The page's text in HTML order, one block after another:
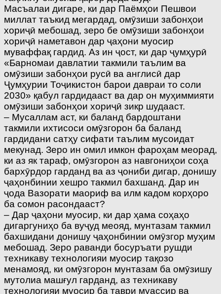
Масъалаи дигаре, ки дар Паёмҳои Пешвои
миллат таъкид мегардад, омӯзиши забонҳои
хориҷӣ мебошад, зеро бе омӯзиши забонҳои
хориҷӣ наметавон дар ҷаҳони муосир
муваффақ гардид. Аз ин ҷост, ки дар ҷумҳурӣ
«Барномаи давлатии такмили таълим ва
омӯзиши забонҳои русӣ ва англисӣ дар
Ҷумҳурии Тоҷикистон барои давраи то соли
2030» қабул гардидааст ва дар он муҳиммияти
омӯзиши забонҳои хориҷӣ зикр шудааст.
– Мусаллам аст, ки баланд бардоштани
такмили ихтисоси омӯзгорон ба баланд
гардидани сатҳу сифати таълим мусоидат
мекунад. Зеро ин омил имкон фароҳам меорад,
ки аз як тараф, омӯзгорон аз навгониҳои соҳа
бархӯрдор гарданд ва аз ҷониби дигар, донишу
ҷаҳонбинии хешро такмил бахшанд. Дар ин
ҷода Вазорати маориф ва илм кадом корҳоро
ба сомон расондааст?
– Дар ҷаҳони муосир, ки дар ҳама соҳаҳо
дигаргуниҳо ба вуҷуд меояд, мунтазам такмил
бахшидани донишу ҷаҳонбинии омӯзгор муҳим
мебошад. Зеро раванди босуръати рушди
техникаву технологияи муосир тақозо
менамояд, ки омӯзгорон мунтазам ба омӯзишу
мутолиа машғул гарданд, аз техникаву
технологияи муосир ба таври муассир ва